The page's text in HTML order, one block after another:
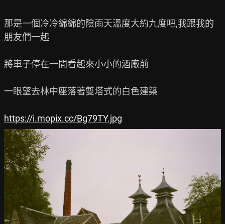
那是一個冷冷綿綿的陰雨天溫度大約九度吧,我跟我的
朋友們一起
將車子停在一間看起來小小的酒廠前
一眼望去林中座落著雙塔式的白色建築
https://i.mopix.cc/Bg79TY.jpg